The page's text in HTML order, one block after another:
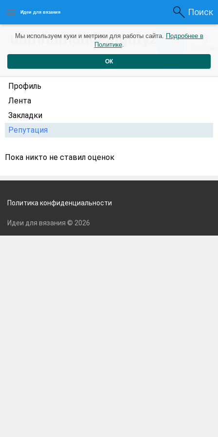
Идеи для вязания Поиск
uumhumandesigntyz 0 0
Профиль
Лента
Закладки
Репутация
Пока никто не ставил оценок
Мы используем куки и метрики для работы сайта. Подробнее в
Политике.
ОК
Политика конфиденциальности
Идеи для вязания © 2026